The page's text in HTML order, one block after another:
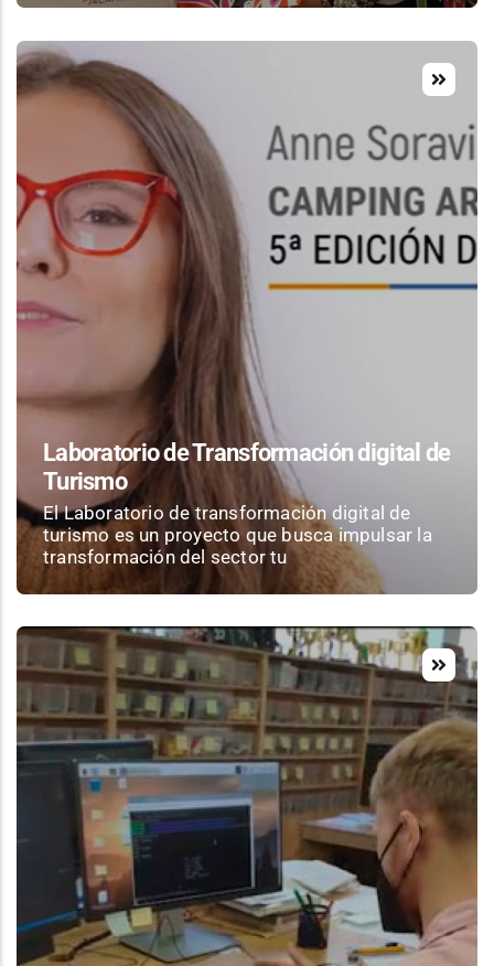
Laboratorio de Transformación digital de
Turismo
El Laboratorio de transformación digital de
turismo es un proyecto que busca impulsar la
transformación del sector tu